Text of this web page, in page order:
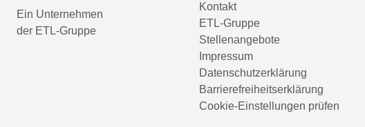
Ein Unternehmen
der ETL-Gruppe
Kontakt
ETL-Gruppe
Stellenangebote
Impressum
Datenschutzerklärung
Barrierefreiheitserklärung
Cookie-Einstellungen prüfen